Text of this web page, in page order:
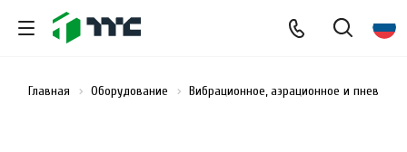
Главная Оборудование Вибрационное, аэрационное и